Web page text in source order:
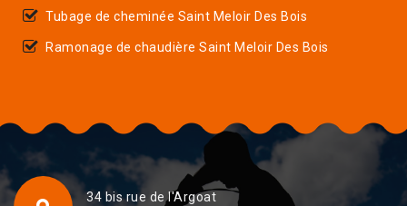
Tubage de cheminée Saint Meloir Des Bois
Ramonage de chaudière Saint Meloir Des Bois
34 bis rue de l'Argoat